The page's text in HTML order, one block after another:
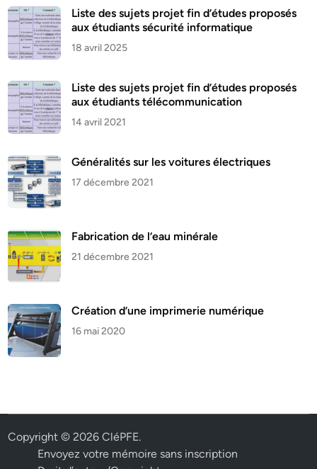
Liste des sujets projet fin d’études proposés
aux étudiants sécurité informatique
18 avril 2025
Liste des sujets projet fin d’études proposés
aux étudiants télécommunication
14 avril 2021
Généralités sur les voitures électriques
17 décembre 2021
Fabrication de l’eau minérale
21 décembre 2021
Création d’une imprimerie numérique
16 mai 2020
Copyright © 2026CléPFE.
Envoyez votre mémoire sans inscription